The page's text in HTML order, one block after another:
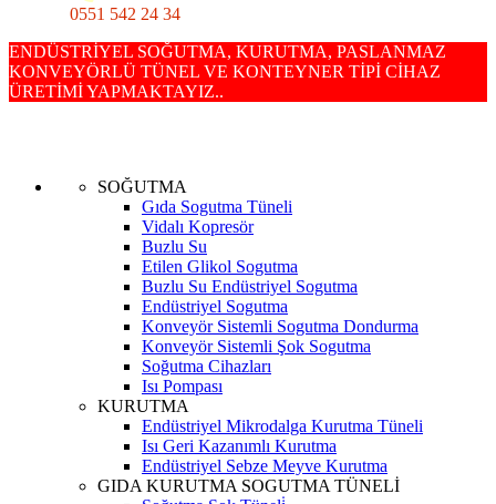
0551 542 24 34
ENDÜSTRİYEL SOĞUTMA, KURUTMA, PASLANMAZ
KONVEYÖRLÜ TÜNEL VE KONTEYNER TİPİ CİHAZ
ÜRETİMİ YAPMAKTAYIZ..
SOĞUTMA
Gıda Sogutma Tüneli
Vidalı Kopresör
Buzlu Su
Etilen Glikol Sogutma
Buzlu Su Endüstriyel Sogutma
Endüstriyel Sogutma
Konveyör Sistemli Sogutma Dondurma
Konveyör Sistemli Şok Sogutma
Soğutma Cihazları
Isı Pompası
KURUTMA
Endüstriyel Mikrodalga Kurutma Tüneli
Isı Geri Kazanımlı Kurutma
Endüstriyel Sebze Meyve Kurutma
GIDA KURUTMA SOGUTMA TÜNELİ